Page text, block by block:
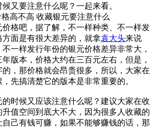
又要注意什么呢？一起来看。
格吧，据了解，不一样种类、不一样发
面是有很大差异的，就拿袁大头来说
一样发行年份的银元价格差异非常大，
版本，价格大约在三百元左右，但是，
，那价格就会昂贵很多，所以，大家在
先搞清楚它的版本是非常重要的。
时候又应该注意什么呢？建议大家在收
值空间到底大不大，因为很多人收藏的
自己有钱可赚，如果不能够赚钱的话，那